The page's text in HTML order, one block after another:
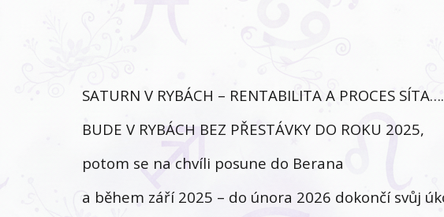
SATURN V RYBÁCH – RENTABILITA A PROCES SÍTA….
BUDE V RYBÁCH BEZ PŘESTÁVKY DO ROKU 2025,
potom se na chvíli posune do Berana
a během září 2025 – do února 2026 dokončí svůj